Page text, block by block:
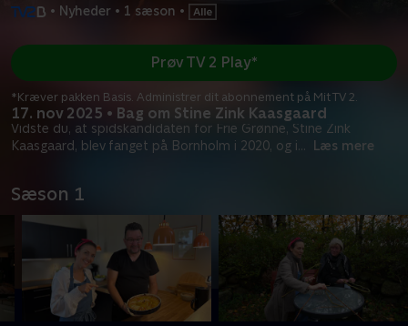
• Nyheder • 1 sæson •
17. nov 2025 • Bag om Stine Zink Kaasgaard
Vidste du, at spidskandidaten for Frie Grønne, Stine Zink
Kaasgaard, blev fanget på Bornholm i 2020, og i... Læs mere
Prøv TV 2 Play*
*Kræver pakken Basis. Administrer dit abonnement på Mit TV 2.
Sæson 1